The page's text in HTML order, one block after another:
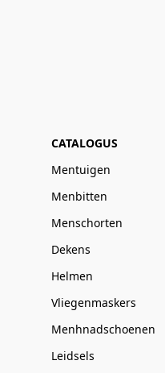
CATALOGUS
Mentuigen
Menbitten
Menschorten
Dekens
Helmen
Vliegenmaskers
Menhnadschoenen
Leidsels